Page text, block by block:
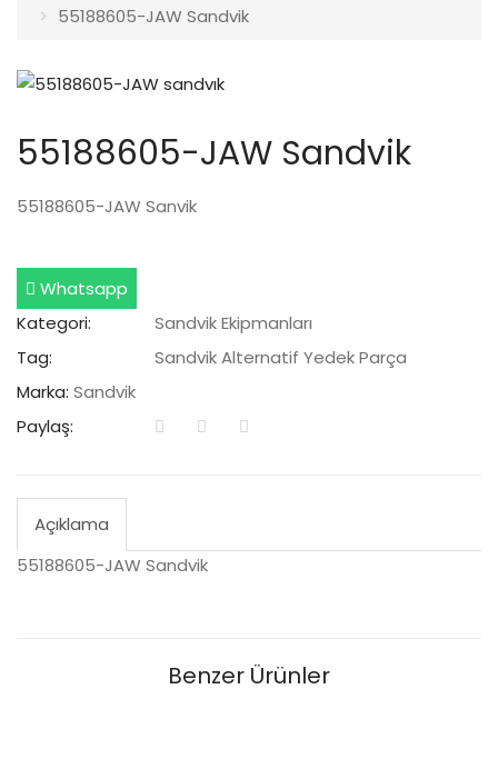
55188605-JAW Sandvik
55188605-JAW Sandvik
55188605-JAW Sanvik
Whatsapp
Kategori:
Sandvik Ekipmanları
Tag:
Sandvik Alternatif Yedek Parça
Marka: Sandvik
Paylaş:
Açıklama
55188605-JAW Sandvik
Benzer Ürünler